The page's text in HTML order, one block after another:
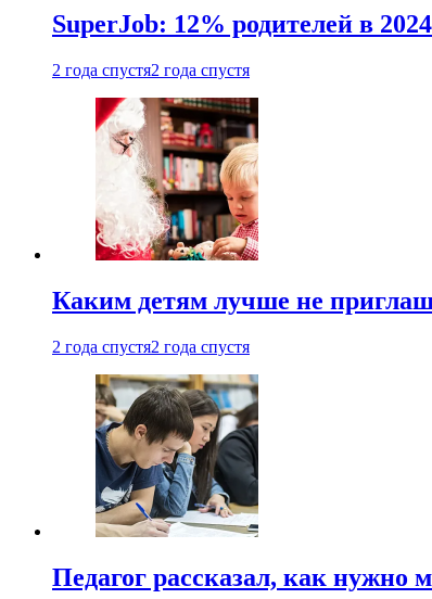
SuperJob: 12% родителей в
2 года спустя2 года спустя
Каким детям лучше не
2 года спустя2 года спустя
Педагог рассказал, как нужно